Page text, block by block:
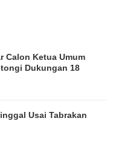
Calon Ketua Umum
Dukungan 18
Usai Tabrakan